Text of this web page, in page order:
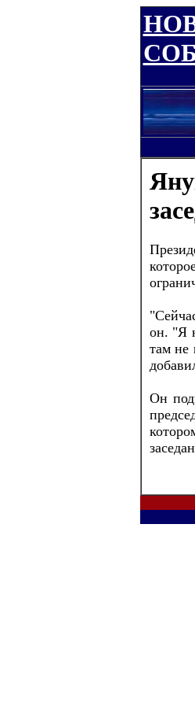
он. "Я
там не
Он